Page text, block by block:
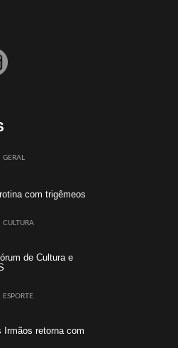
GERAL
com trigêmeos
CULTURA
de Cultura e
ESPORTE
Irmãos retorna com